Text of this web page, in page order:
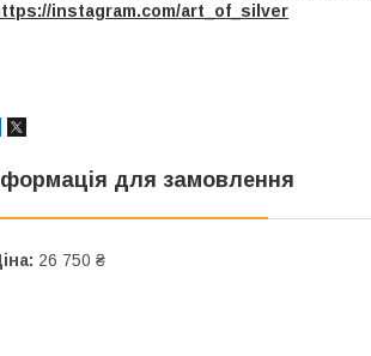
instagram.com/art_of_silver
для замовлення
26 750 ₴